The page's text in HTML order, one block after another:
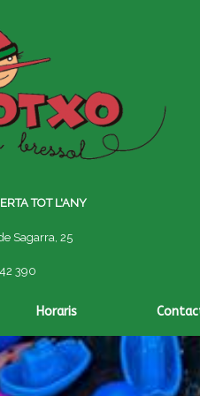
TOT L'ANY
Sagarra, 25
390
Horaris